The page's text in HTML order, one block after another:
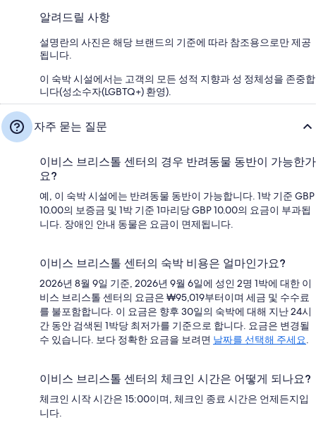
알려드릴 사항
설명란의 사진은 해당 브랜드의 기준에 따라 참조용으로만 제공
됩니다.
이 숙박 시설에서는 고객의 모든 성적 지향과 성 정체성을 존중합
니다(성소수자(LGBTQ+) 환영).
자주 묻는 질문
이비스 브리스톨 센터의 경우 반려동물 동반이 가능한가
요?
예, 이 숙박 시설에는 반려동물 동반이 가능합니다. 1박 기준 GBP
10.00의 보증금 및 1박 기준 1마리당 GBP 10.00의 요금이 부과됩
니다. 장애인 안내 동물은 요금이 면제됩니다.
이비스 브리스톨 센터의 숙박 비용은 얼마인가요?
2026년 8월 9일 기준, 2026년 9월 6일에 성인 2명 1박에 대한 이
비스 브리스톨 센터의 요금은 ₩95,019부터이며 세금 및 수수료
를 불포함합니다. 이 요금은 향후 30일의 숙박에 대해 지난 24시
간 동안 검색된 1박당 최저가를 기준으로 합니다. 요금은 변경될
수 있습니다. 보다 정확한 요금을 보려면 날짜를 선택해 주세요.
이비스 브리스톨 센터의 체크인 시간은 어떻게 되나요?
체크인 시작 시간은 15:00이며, 체크인 종료 시간은 언제든지입
니다.